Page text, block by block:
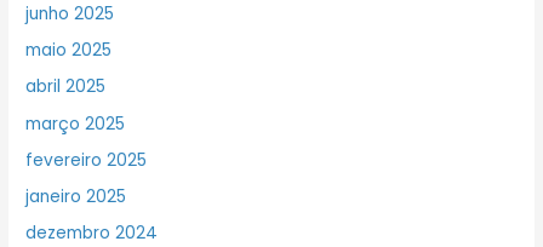
junho 2025
maio 2025
abril 2025
março 2025
fevereiro 2025
janeiro 2025
dezembro 2024